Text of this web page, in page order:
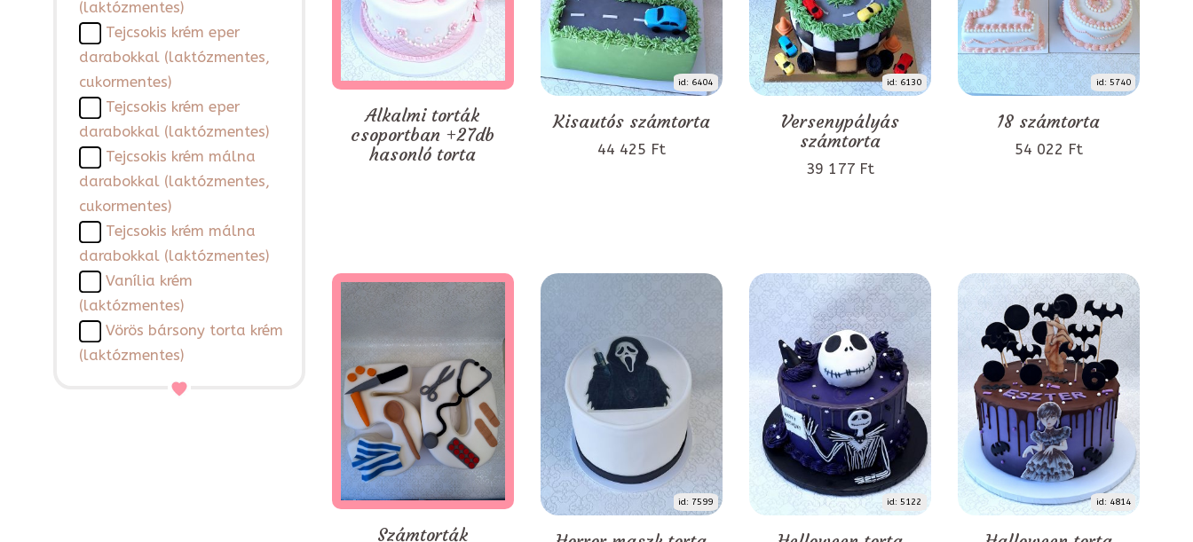
(laktózmentes)
Tejcsokis krém eper
darabokkal (laktózmentes,
cukormentes)
Tejcsokis krém eper
darabokkal (laktózmentes)
Tejcsokis krém málna
darabokkal (laktózmentes,
cukormentes)
Tejcsokis krém málna
darabokkal (laktózmentes)
Vanília krém
(laktózmentes)
Vörös bársony torta krém
(laktózmentes)
Alkalmi torták
csoportban +27db
hasonló torta
id: 6404
Kisautós számtorta
44 425 Ft
id: 6130
Versenypályás
számtorta
39 177 Ft
id: 5740
18 számtorta
54 022 Ft
Számtorták
id: 7599 id: 5122 id: 4814